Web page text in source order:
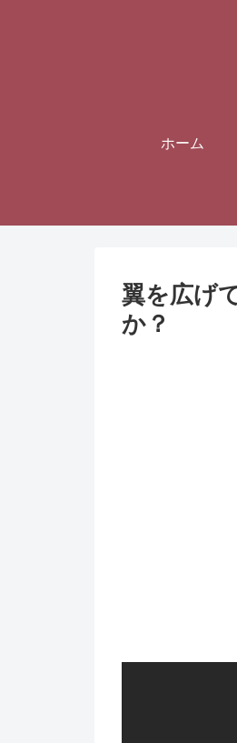
ホーム
翼を広げ
か？